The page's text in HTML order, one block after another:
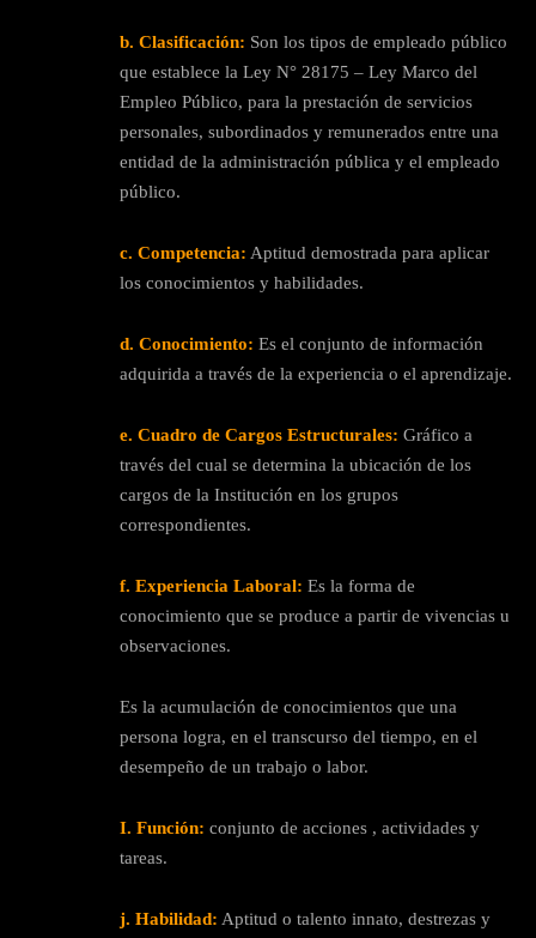
b. Clasificación: Son los tipos de empleado público
que establece la Ley N° 28175 – Ley Marco del
Empleo Público, para la prestación de servicios
personales, subordinados y remunerados entre una
entidad de la administración pública y el empleado
público.
c. Competencia: Aptitud demostrada para aplicar
los conocimientos y habilidades.
d. Conocimiento: Es el conjunto de información
adquirida a través de la experiencia o el aprendizaje.
e. Cuadro de Cargos Estructurales: Gráfico a
través del cual se determina la ubicación de los
cargos de la Institución en los grupos
correspondientes.
f. Experiencia Laboral: Es la forma de
conocimiento que se produce a partir de vivencias u
observaciones.
Es la acumulación de conocimientos que una
persona logra, en el transcurso del tiempo, en el
desempeño de un trabajo o labor.
I. Función: conjunto de acciones , actividades y
tareas.
j. Habilidad: Aptitud o talento innato, destrezas y